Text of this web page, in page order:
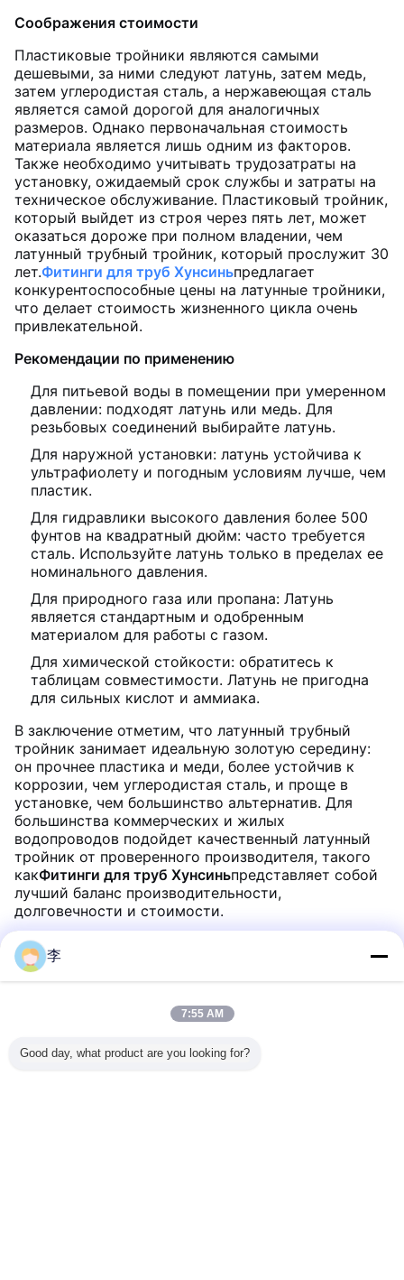
Соображения стоимости
Пластиковые тройники являются самыми
дешевыми, за ними следуют латунь, затем медь,
затем углеродистая сталь, а нержавеющая сталь
является самой дорогой для аналогичных
размеров. Однако первоначальная стоимость
материала является лишь одним из факторов.
Также необходимо учитывать трудозатраты на
установку, ожидаемый срок службы и затраты на
техническое обслуживание. Пластиковый тройник,
который выйдет из строя через пять лет, может
оказаться дороже при полном владении, чем
латунный трубный тройник, который прослужит 30
лет.Фитинги для труб Хунсиньпредлагает
конкурентоспособные цены на латунные тройники,
что делает стоимость жизненного цикла очень
привлекательной.
Рекомендации по применению
Для питьевой воды в помещении при умеренном
давлении: подходят латунь или медь. Для
резьбовых соединений выбирайте латунь.
Для наружной установки: латунь устойчива к
ультрафиолету и погодным условиям лучше, чем
пластик.
Для гидравлики высокого давления более 500
фунтов на квадратный дюйм: часто требуется
сталь. Используйте латунь только в пределах ее
номинального давления.
Для природного газа или пропана: Латунь
является стандартным и одобренным
материалом для работы с газом.
Для химической стойкости: обратитесь к
таблицам совместимости. Латунь не пригодна
для сильных кислот и аммиака.
В заключение отметим, что латунный трубный
тройник занимает идеальную золотую середину:
он прочнее пластика и меди, более устойчив к
коррозии, чем углеродистая сталь, и проще в
установке, чем большинство альтернатив. Для
большинства коммерческих и жилых
водопроводов подойдет качественный латунный
тройник от проверенного производителя, такого
какФитинги для труб Хунсиньпредставляет собой
лучший баланс производительности,
долговечности и стоимости.
Рекомендуемые продукты
李
7:55 AM
Good day, what product are you looking for?